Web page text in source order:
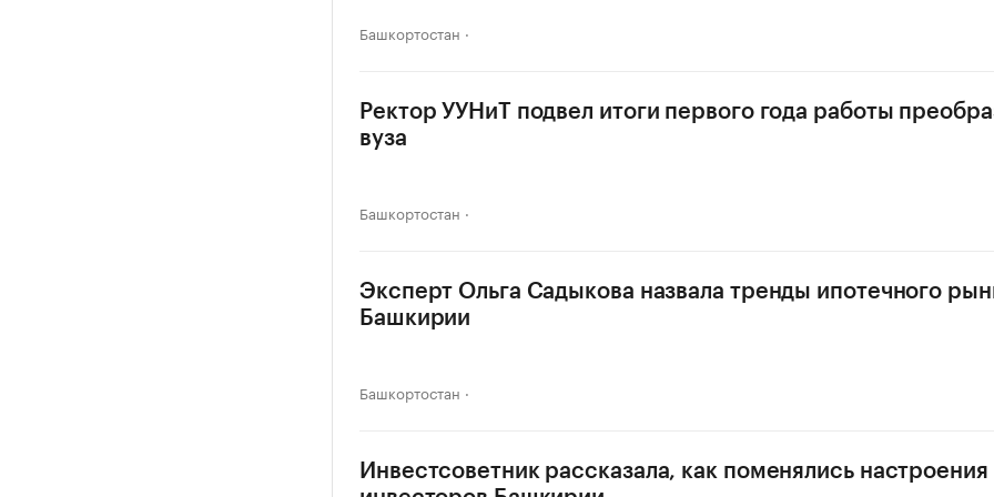
Башкортостан
Ректор УУНиТ подвел итоги первого года работы
вуза
Башкортостан
Эксперт Ольга Садыкова назвала тренды ипотечного
Башкирии
Башкортостан
Инвестсоветник рассказала, как поменялись настроения